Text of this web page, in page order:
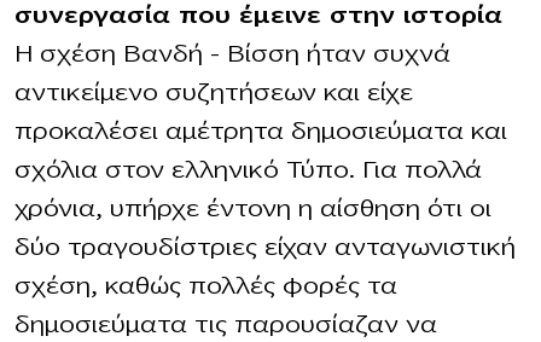
συνεργασία που έμεινε στην ιστορία
Η σχέση Βανδή – Βίσση ήταν συχνά
αντικείμενο συζητήσεων και είχε
προκαλέσει αμέτρητα δημοσιεύματα και
σχόλια στον ελληνικό Τύπο. Για πολλά
χρόνια, υπήρχε έντονη η αίσθηση ότι οι
δύο τραγουδίστριες είχαν ανταγωνιστική
σχέση, καθώς πολλές φορές τα
δημοσιεύματα τις παρουσίαζαν να